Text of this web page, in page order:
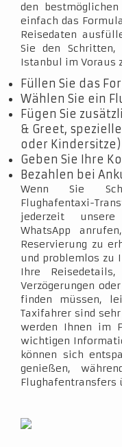
den
einfach das
Reisedaten
Sie den
Istanbul im Voraus
Füllen Sie das
Wählen Sie ein
Fügen Sie
& Greet,
oder Kindersitze)
Geben Sie Ihre
Bezahlen bei
Wenn Sie
Flughafentaxi-
jederzeit unsere
WhatsApp
Reservierung zu
und problemlos zu
Ihre
Verzögerungen
finden müssen,
Taxifahrer sind
werden Ihnen im
wichtigen
können sich
genießen,
Flughafentransfers